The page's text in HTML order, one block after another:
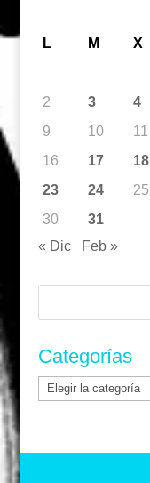
L M X
2
3 4
9
10 11
16
17 18
23
24 25
30
31
« Dic
Feb »
Categorías
Categorías